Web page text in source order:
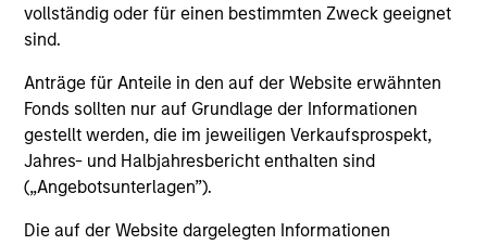
vollständig oder für einen bestimmten Zweck geeignet
sind.
Anträge für Anteile in den auf der Website erwähnten
Fonds sollten nur auf Grundlage der Informationen
gestellt werden, die im jeweiligen Verkaufsprospekt,
Jahres- und Halbjahresbericht enthalten sind
(„Angebotsunterlagen”).
Die auf der Website dargelegten Informationen
David Cook
Executive Director